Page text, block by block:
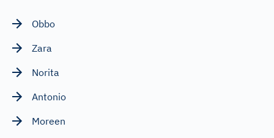
Obbo
Zara
Norita
Antonio
Moreen